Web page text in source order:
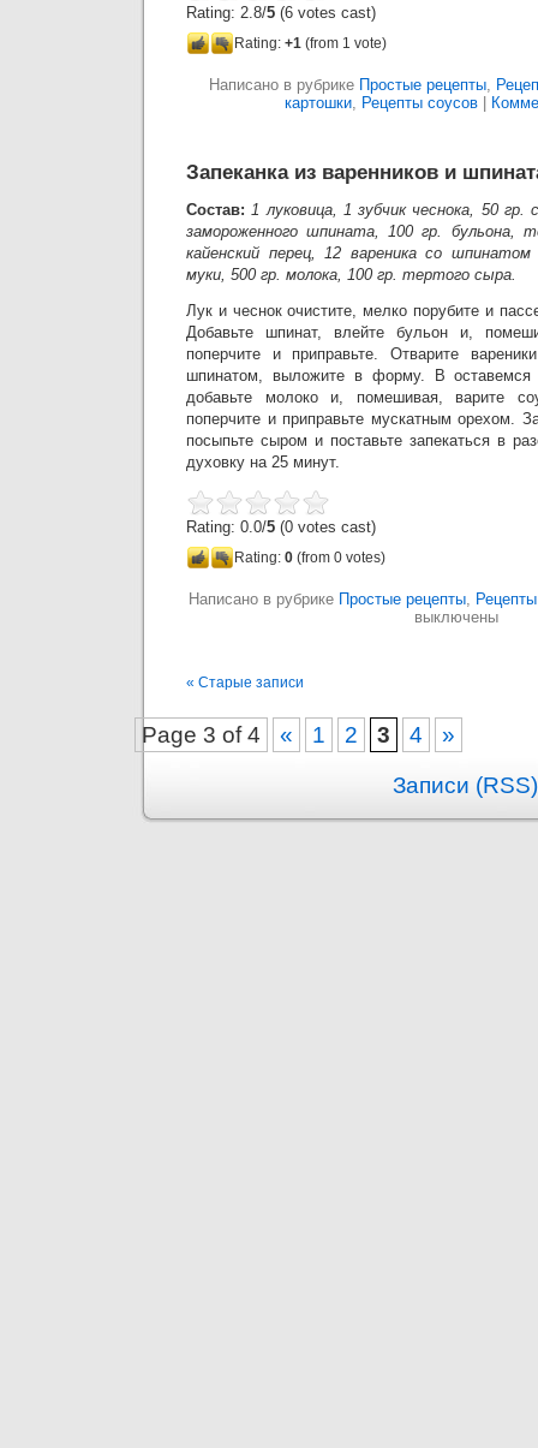
Rating: 2.8/5 (6 votes cast)
Rating: +1 (from 1 vote)
Написано в рубрике Простые рецепты,
картошки, Рецепты соусов
Запеканка из варенников и
Состав:1 луковица, 1 зубчик чеснока, 50 гр.
замороженного шпината, 100 гр. бульона,
кайенский перец, 12 вареника со
муки, 500 гр. молока, 100 гр. тертого сыра.
Лук и чеснок очистите, мелко порубите и
Добавьте шпинат, влейте бульон и,
поперчите и приправьте. Отварите
шпинатом, выложите в форму. В оставемся
добавьте молоко и, помешивая, варите
поперчите и приправьте мускатным орехом.
посыпьте сыром и поставьте запекаться в
духовку на 25 минут.
Rating: 0.0/5 (0 votes cast)
Rating: 0 (from 0 votes)
Написано в рубрике Простые рецепты,
выключены
« Старые записи
Page 3 of 4 « 1 2 3 4
»
Записи (RSS)